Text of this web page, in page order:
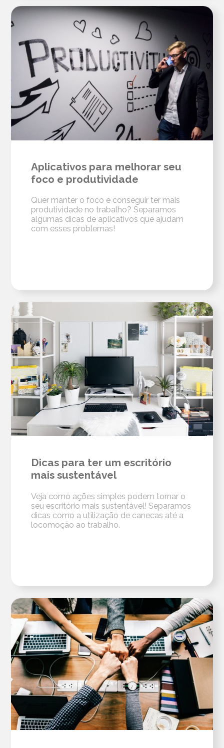
Aplicativos para melhorar seu
foco e produtividade
Quer manter o foco e conseguir ter mais
produtividade no trabalho? Separamos
algumas dicas de aplicativos que ajudam
com esses problemas!
Dicas para ter um escritório
mais sustentável
Veja como ações simples podem tornar o
seu escritório mais sustentável! Separamos
dicas como a utilização de canecas até a
locomoção ao trabalho.